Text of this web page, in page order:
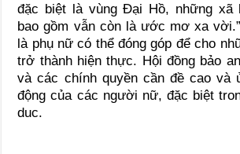
đặc biệt là vùng Đại Hồ, những xã
bao gồm vẫn còn là ước mơ xa
là phụ nữ có thể đóng góp để cho
trở thành hiện thực. Hội đồng bảo
và các chính quyền cần đề cao và
động của các người nữ, đặc biệt
duc.